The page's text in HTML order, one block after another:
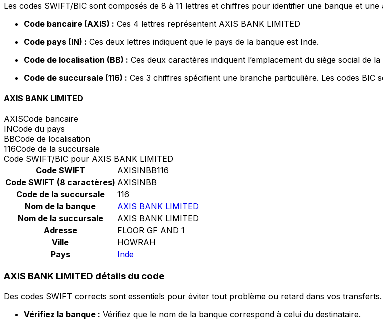
Les codes SWIFT/BIC sont composés de 8 à 11 lettres et chiffres pour identifier une banque et une
Code bancaire (AXIS) : Ces 4 lettres représentent AXIS BANK LIMITED
Code pays (IN) : Ces deux lettres indiquent que le pays de la banque est Inde.
Code de localisation (BB) : Ces deux caractères indiquent l’emplacement du siège social de la
Code de succursale (116) : Ces 3 chiffres spécifient une branche particulière. Les codes
AXIS BANK LIMITED
AXISCode bancaire
INCode du pays
BBCode de localisation
116Code de la succursale
Code SWIFT/BIC pour AXIS BANK LIMITED
Code SWIFT
AXISINBB116
Code SWIFT (8 caractères) AXISINBB
Code de la succursale
116
Nom de la banque
AXIS BANK LIMITED
Nom de la succursale
AXIS BANK LIMITED
Adresse
FLOOR GF AND 1
Ville
HOWRAH
Pays
Inde
AXIS BANK LIMITED détails du code
Des codes SWIFT corrects sont essentiels pour éviter tout problème ou retard dans vos
Vérifiez la banque : Vérifiez que le nom de la banque correspond à celui du destinataire.